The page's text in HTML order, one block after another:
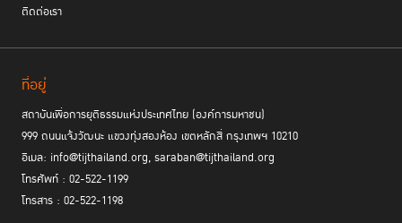
อาจจะมีมาตรการในการชะลอการส่งฟ้อง และในขั้นพิจารณาคดี ศาลสามารถ
บริการสังคม การคุมขังที่บ้านหรือบ้านเปลี่ยนวิถี การพักโทษ การกำหนดให้รับ
การอบรม หางานทำ เพื่อแก้ไขพฤติกรรมต่างๆ
“ในอาเซียนเหมือนกับไทยคือ ส่วนใหญ่คนในสังคมมีทัศนคติว่าคนทำผิดต้อง
ติดคุก ถ้าไม่ติดคุกจะสงสัย เกิดคำถามทำไมคนนี้ผิดไม่ติดคุก เพราะอะไร ใน
ติดต่อเรา
ที่อยู่
สถาบันเพื่อการยุติธรรมแห่งประเทศไทย (องค์การมหาชน)
999 ถนนแจ้งวัฒนะ แขวงทุ่งสองห้อง เขตหลักสี่ กรุงเทพฯ 10210
อีเมล: info@tijthailand.org, saraban@tijthailand.org
โทรศัพท์ : 02-522-1199
โทรสาร : 02-522-1198